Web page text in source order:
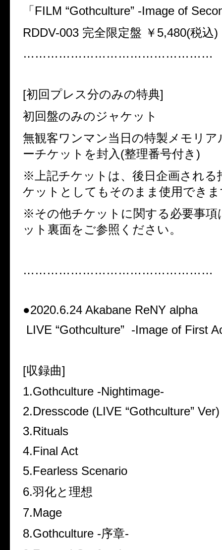
「FILM “Gothculture” -Image of
RDDV-003 完全限定盤 ￥5,480(税込)
…………………………………………
[初回プレス分のみの特典]
初回盤のみのジャケット
無観客ワンマン当日の特製メモリ
ーチケットを封入(整理番号付き)
※上記チケットは、後日企画される
ケットとしてもそのまま使用でき
※その他チケットに関する必要事項
ット裏面をご参照ください。
…………………………………………
●2020.6.24 Akabane ReNY alpha
LIVE “Gothculture” -Image of First
[収録曲]
1.Gothculture -Nightimage-
2.Dresscode (LIVE “Gothculture” Ver)
3.Rituals
4.Final Act
5.Fearless Scenario
6.羽化と理想
7.Mage
8.Gothculture -序章-